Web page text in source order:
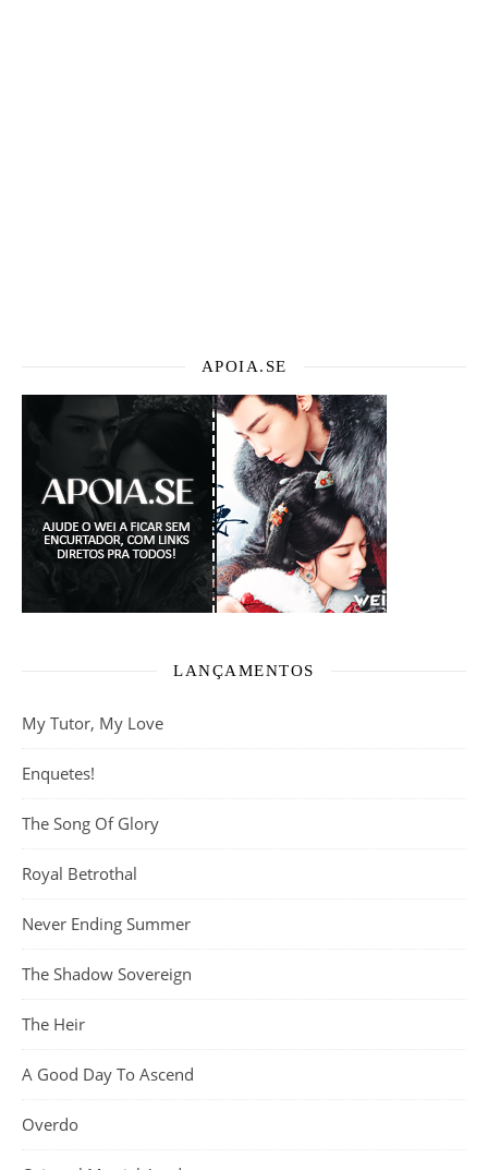
APOIA.SE
LANÇAMENTOS
My Tutor, My Love
Enquetes!
The Song Of Glory
Royal Betrothal
Never Ending Summer
The Shadow Sovereign
The Heir
A Good Day To Ascend
Overdo